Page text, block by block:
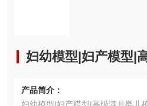
妇幼模型|妇产模型|
产品简介：